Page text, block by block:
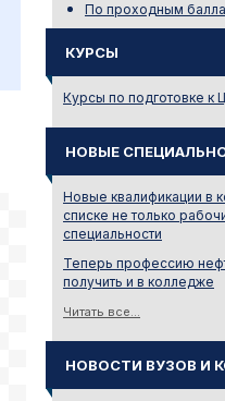
По проходным
КУРСЫ
Курсы по подготовке к
НОВЫЕ
Новые квалификации в
списке не только
специальности
Теперь профессию
получить и в колледже
Читать все...
НОВОСТИ ВУЗОВ И